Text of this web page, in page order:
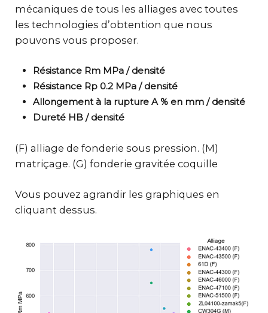
mécaniques de tous les alliages avec toutes
les technologies d’obtention que nous
pouvons vous proposer.
Résistance Rm MPa / densité
Résistance Rp 0.2 MPa / densité
Allongement à la rupture A % en mm / densité
Dureté HB / densité
(F) alliage de fonderie sous pression. (M)
matriçage. (G) fonderie gravitée coquille
Vous pouvez agrandir les graphiques en
cliquant dessus.